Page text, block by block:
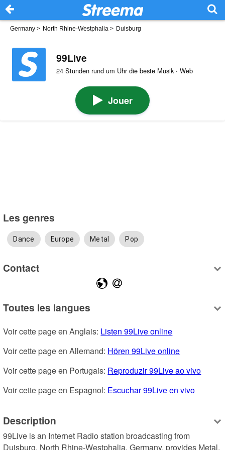
Germany > North Rhine-Westphalia > Duisburg
99Live
24 Stunden rund um Uhr die beste Musik · Web
Jouer
Les genres
Dance Europe Metal Pop
Contact
Toutes les langues
Voir cette page en Anglais: Listen 99Live online
Voir cette page en Allemand: Hören 99Live online
Voir cette page en Portugais: Reproduzir 99Live ao vivo
Voir cette page en Espagnol: Escuchar 99Live en vivo
Description
99Live is an Internet Radio station broadcasting from
Duisburg, North Rhine-Westphalia, Germany, provides Metal,